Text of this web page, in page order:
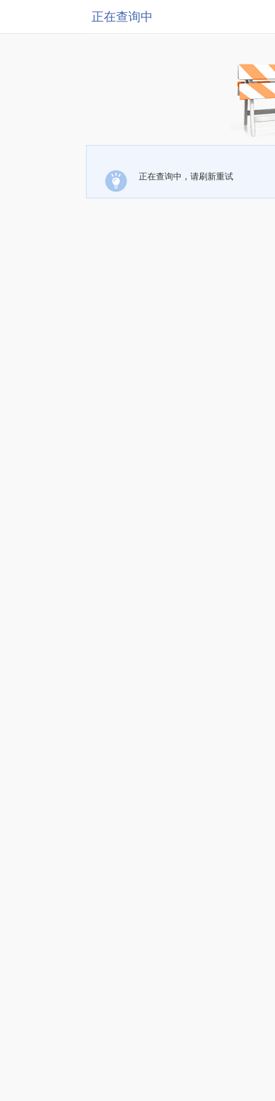
正在查询中
正在查询中，请刷新重试